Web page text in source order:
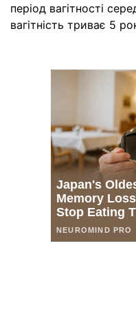
період вагітності
вагітність триває 5